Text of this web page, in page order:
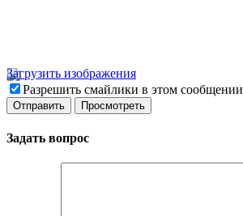
Загрузить изображения
Разрешить смайлики в этом сообщении
Задать вопрос